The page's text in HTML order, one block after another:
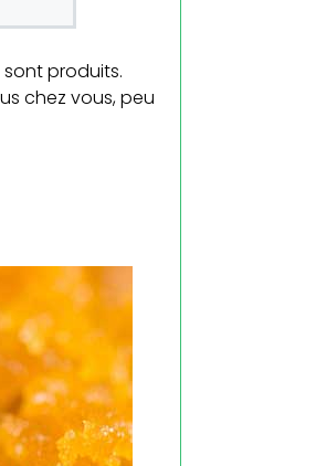
sont produits.
chez vous, peu